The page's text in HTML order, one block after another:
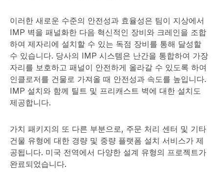
이러한 새로운 수준의 안전성과 효율성은 팀이 지상에서
IMP 벽을 패널화한 다음 혁신적인 장비와 크레인을 조합
하여 제자리에 설치할 수 있는 독점 장비를 통해 달성할
수 있습니다. 당사의 IMP 시스템은 난간을 통합하여 가장
자리를 보호하고 패널이 안전하게 올라갈 수 있도록 하여
인클로저를 건물로 가져올 때 안전성과 속도를 높입니다.
IMP 설치와 함께 틸트 및 프리캐스트 벽에 대한 설치도
제공합니다.
가치 패키지의 또 다른 부분으로, 주문 처리 센터 및 기타
건물 유형에 대한 경량 및 중량 플랫폼 설치 서비스가 제
공됩니다. 미국 전역에서 다양한 설계 유형의 프로젝트가
완료되었습니다.